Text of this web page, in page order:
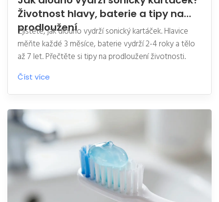
Životnost hlavy, baterie a tipy na
prodloužení
Zjistěte, jak dlouho vydrží sonický kartáček. Hlavice
měňte každé 3 měsíce, baterie vydrží 2-4 roky a tělo
až 7 let. Přečtěte si tipy na prodloužení životnosti.
Číst více